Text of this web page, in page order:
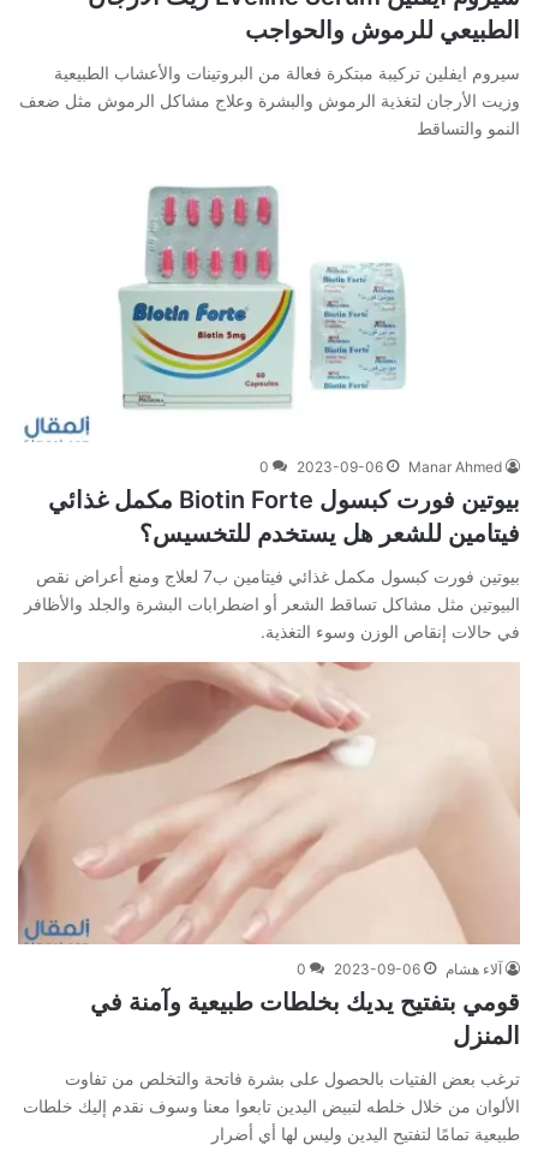
الطبيعي للرموش والحواجب
سيروم ايفلين تركيبة مبتكرة فعالة من البروتينات والأعشاب الطبيعية
وزيت الأرجان لتغذية الرموش والبشرة وعلاج مشاكل الرموش مثل ضعف
النمو والتساقط
Manar Ahmed
2023-09-06
0
بيوتين فورت كبسول Biotin Forte مكمل غذائي
فيتامين للشعر هل يستخدم للتخسيس؟
بيوتين فورت كبسول مكمل غذائي فيتامين ب7 لعلاج ومنع أعراض نقص
البيوتين مثل مشاكل تساقط الشعر أو اضطرابات البشرة والجلد والأظافر
في حالات إنقاص الوزن وسوء التغذية.
آلاء هشام 2023-09-06
0
قومي بتفتيح يديك بخلطات طبيعية وآمنة في
المنزل
ترغب بعض الفتيات بالحصول على بشرة فاتحة والتخلص من تفاوت
الألوان من خلال خلطه لتبيض اليدين تابعوا معنا وسوف نقدم إليك خلطات
طبيعية تمامًا لتفتيح اليدين وليس لها أي أضرار